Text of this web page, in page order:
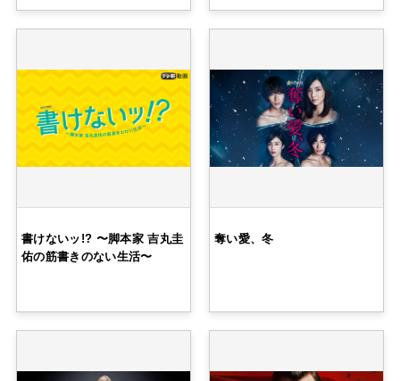
書けないッ!? 〜脚本家 吉丸圭
佑の筋書きのない生活〜
奪い愛、冬